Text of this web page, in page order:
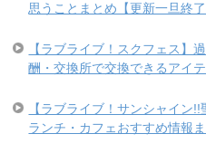
思うことまとめ【更新一旦終了
【ラブライブ！スクフェス】
酬・交換所で交換できるアイ
【ラブライブ！サンシャイン
ランチ・カフェおすすめ情報